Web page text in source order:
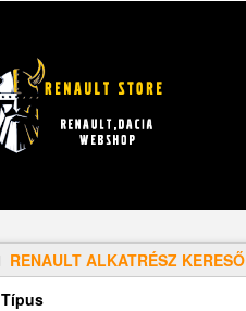
RENAULT ALKATRÉSZ KERESŐ
Típus